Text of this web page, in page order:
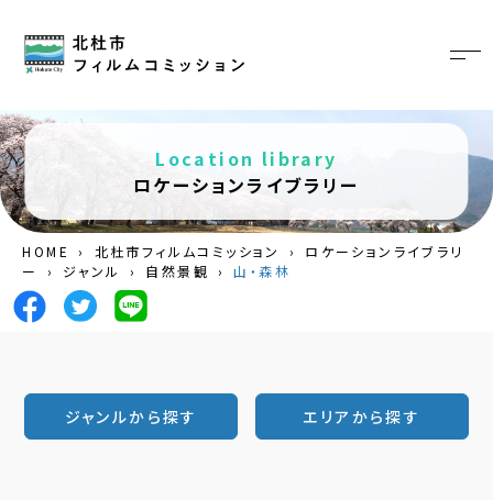
Location library
ロケーションライブラリー
HOME › 北杜市フィルムコミッション ›
ロケーションライブラリ
ー
› ジャンル › 自然景観 › 山・森林
ジャンルから探す エリアから探す